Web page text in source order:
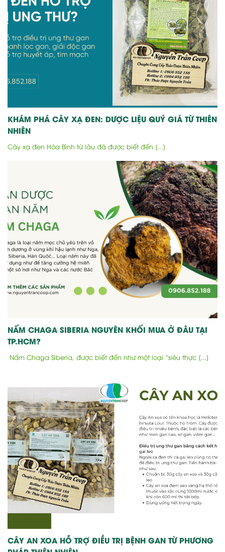
KHÁM PHÁ CÂY XẠ ĐEN: DƯỢC LIỆU QUÝ GIÁ TỪ THIÊN
NHIÊN
Cây xạ đen Hòa Bình từ lâu đã được biết đến [...]
NẤM CHAGA SIBERIA NGUYÊN KHỐI MUA Ở ĐÂU TẠI
TP.HCM?
Nấm Chaga Siberia, được biết đến như một loại “siêu thực [...]
CÂY AN XOA HỖ TRỢ ĐIỀU TRỊ BỆNH GAN TỪ PHƯƠNG